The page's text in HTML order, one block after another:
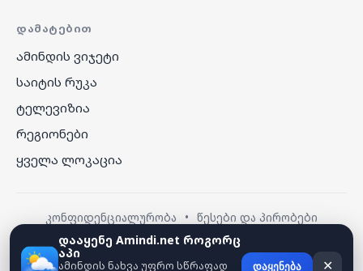
ᲓᲐᲛᲐᲢᲔᲑᲘᲗ
ამინდის ვიჯეტი
საიტის რუკა
ტელევიზია
რეგიონები
ყველა ლოკაცია
კონფიდენციალურობა • წესები და პირობები
© 2026 amindi.net — ყველა უფლება დაცულია.
დააყენე Amindi.net როგორც
აპი
ამინდის ნახვა უფრო სწრაფად დაყენება ✕